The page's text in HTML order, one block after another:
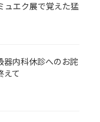
ュエク展で覚えた猛
器内科休診へのお詫
えて